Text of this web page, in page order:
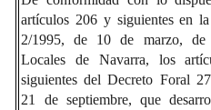
artículos 206 y siguientes en
2/1995, de 10 de marzo, de
Locales de Navarra, los
siguientes del Decreto Foral
21 de septiembre, que